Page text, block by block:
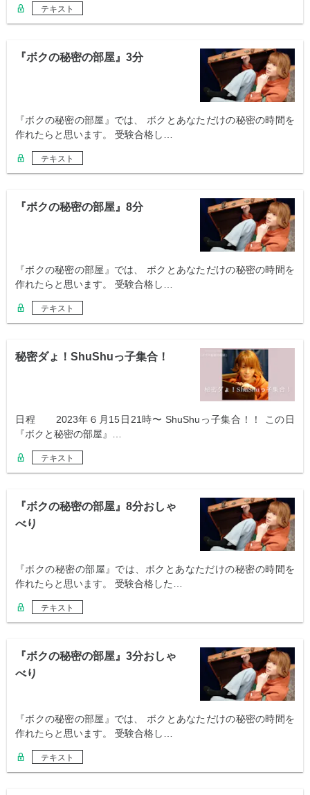
テキスト
『ボクの秘密の部屋』3分
『ボクの秘密の部屋』では、 ボクとあなただけの秘密の時間を
作れたらと思います。 受験合格し…
テキスト
『ボクの秘密の部屋』8分
『ボクの秘密の部屋』では、 ボクとあなただけの秘密の時間を
作れたらと思います。 受験合格し…
テキスト
秘密ダょ！ShuShuっ子集合！
日程 2023年６月15日21時〜 ShuShuっ子集合！！ この日
『ボクと秘密の部屋』…
テキスト
『ボクの秘密の部屋』8分おしゃ
べり
『ボクの秘密の部屋』では、ボクとあなただけの秘密の時間を
作れたらと思います。 受験合格した…
テキスト
『ボクの秘密の部屋』3分おしゃ
べり
『ボクの秘密の部屋』では、 ボクとあなただけの秘密の時間を
作れたらと思います。 受験合格し…
テキスト